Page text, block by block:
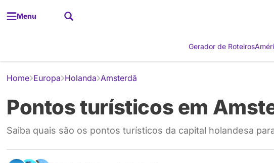
Menu
Gerador de Roteiros
Home Europa Holanda Amsterdã
Pontos turísticos em
Saiba quais são os pontos turísticos da capital holandesa